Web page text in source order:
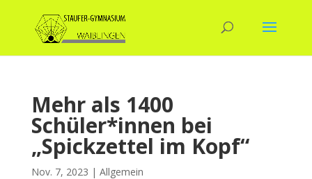
Mehr als 1400
Schüler*innen bei
„Spickzettel im Kopf“
Nov. 7, 2023 | Allgemein